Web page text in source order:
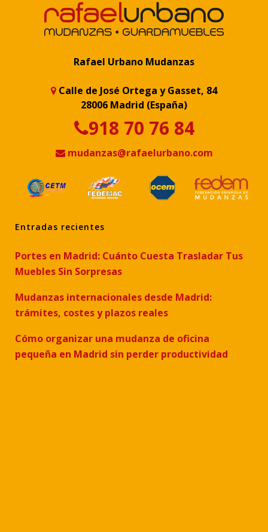
Rafael Urbano Mudanzas
Calle de José Ortega y Gasset, 84
28006 Madrid (España)
918 70 76 84
mudanzas@rafaelurbano.com
Entradas recientes
Portes en Madrid: Cuánto Cuesta Trasladar Tus
Muebles Sin Sorpresas
Mudanzas internacionales desde Madrid:
trámites, costes y plazos reales
Cómo organizar una mudanza de oficina
pequeña en Madrid sin perder productividad